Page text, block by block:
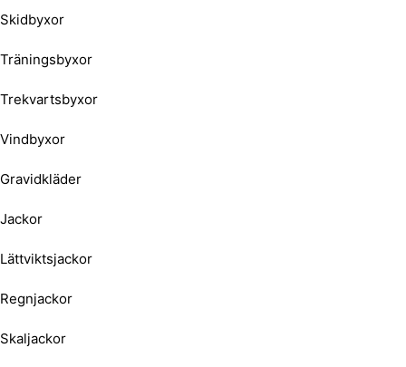
Skidbyxor
Träningsbyxor
Trekvartsbyxor
Vindbyxor
Gravidkläder
Jackor
Lättviktsjackor
Regnjackor
Skaljackor